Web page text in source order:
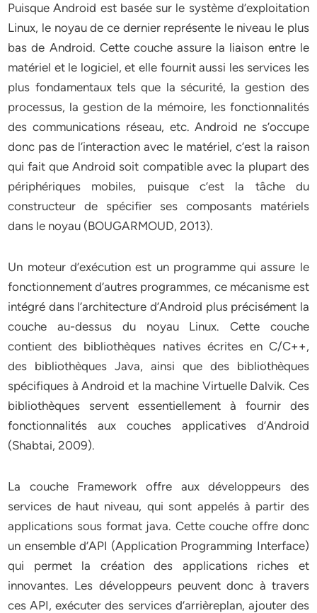
Puisque Android est basée sur le système d’exploitation
Linux, le noyau de ce dernier représente le niveau le plus
bas de Android. Cette couche assure la liaison entre le
matériel et le logiciel, et elle fournit aussi les services les
plus fondamentaux tels que la sécurité, la gestion des
processus, la gestion de la mémoire, les fonctionnalités
des communications réseau, etc. Android ne s’occupe
donc pas de l’interaction avec le matériel, c’est la raison
qui fait que Android soit compatible avec la plupart des
périphériques mobiles, puisque c’est la tâche du
constructeur de spécifier ses composants matériels
dans le noyau (BOUGARMOUD, 2013).
Un moteur d’exécution est un programme qui assure le
fonctionnement d’autres programmes, ce mécanisme est
intégré dans l’architecture d’Android plus précisément la
couche au-dessus du noyau Linux. Cette couche
contient des bibliothèques natives écrites en C/C++,
des bibliothèques Java, ainsi que des bibliothèques
spécifiques à Android et la machine Virtuelle Dalvik. Ces
bibliothèques servent essentiellement à fournir des
fonctionnalités aux couches applicatives d’Android
(Shabtai, 2009).
La couche Framework offre aux développeurs des
services de haut niveau, qui sont appelés à partir des
applications sous format java. Cette couche offre donc
un ensemble d’API (Application Programming Interface)
qui permet la création des applications riches et
innovantes. Les développeurs peuvent donc à travers
ces API, exécuter des services d’arrièreplan, ajouter des